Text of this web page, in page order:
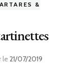
&
le21/07/2019